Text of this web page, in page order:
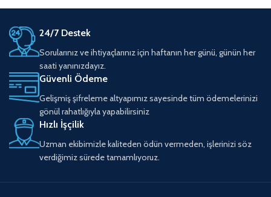
24/7 Destek
Sorularınız ve ihtiyaçlarınız için haftanın her günü, günün her
saati yanınızdayız.
Güvenli Ödeme
Gelişmiş şifreleme altyapımız sayesinde tüm ödemelerinizi
gönül rahatlığıyla yapabilirsiniz
Hızlı İşçilik
Uzman ekibimizle kaliteden ödün vermeden, işlerinizi söz
verdiğimiz sürede tamamlıyoruz.